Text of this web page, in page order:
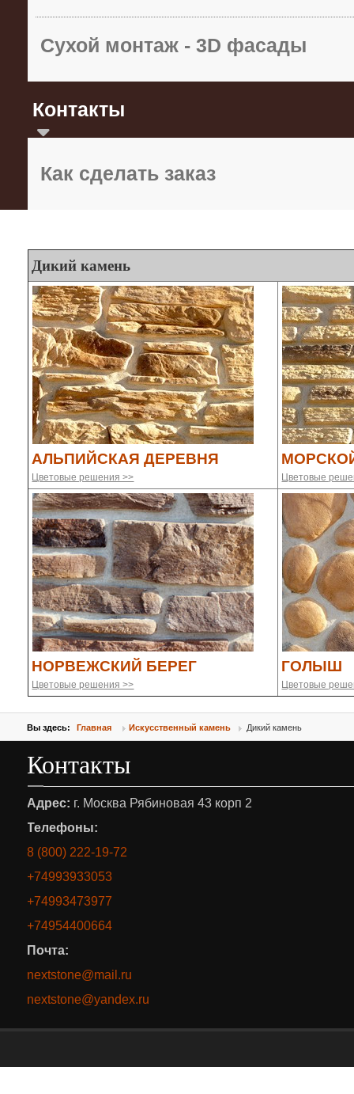
Сухой монтаж - 3D фасады
Контакты
Как сделать заказ
Дикий камень
АЛЬПИЙСКАЯ ДЕРЕВНЯ
Цветовые решения >> Цветовые
НОРВЕЖСКИЙ БЕРЕГ
Цветовые решения >>
ГОЛЫШ
Цветовые
Вы здесь: Главная Искусственный камень Дикий камень
Контакты
Адрес: г. Москва Рябиновая 43 корп 2
Телефоны:
8 (800) 222-19-72
+74993933053
+74993473977
+74954400664
Почта:
nextstone@mail.ru
nextstone@yandex.ru